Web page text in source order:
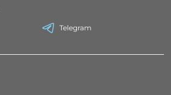
Telegram